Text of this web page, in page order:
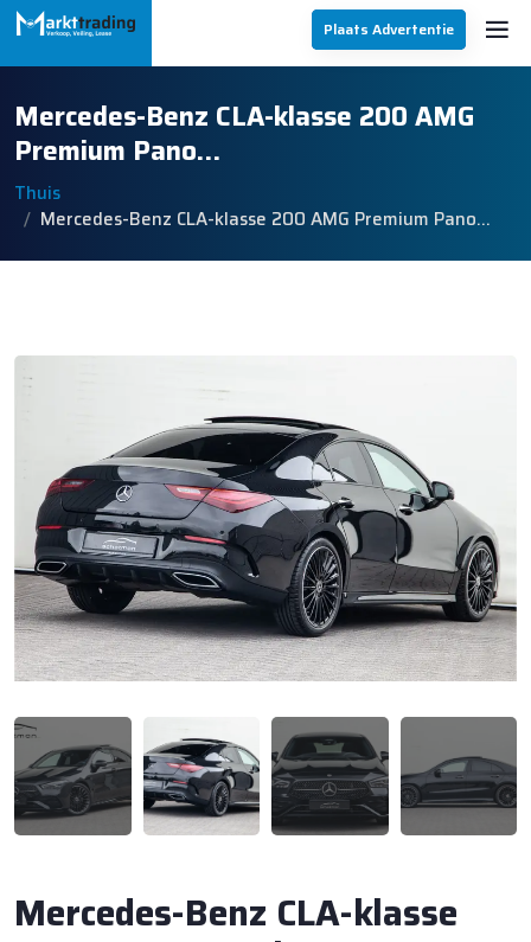
Plaats Advertentie
Mercedes-Benz CLA-klasse 200 AMG
Premium Pano…
Thuis
Mercedes-Benz CLA-klasse 200 AMG Premium Pano…
Mercedes-Benz CLA-klasse